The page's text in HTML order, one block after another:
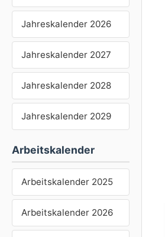
Jahreskalender 2026
Jahreskalender 2027
Jahreskalender 2028
Jahreskalender 2029
Arbeitskalender
Arbeitskalender 2025
Arbeitskalender 2026